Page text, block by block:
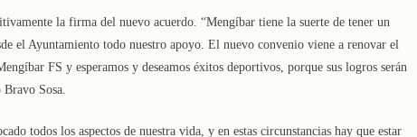
la firma del nuevo acuerdo. “Mengíbar tiene la suerte de tener un
el Ayuntamiento todo nuestro apoyo. El nuevo convenio viene a renovar el
FS y esperamos y deseamos éxitos deportivos, porque sus logros serán
Sosa.
todos los aspectos de nuestra vida, y en estas circunstancias hay que estar